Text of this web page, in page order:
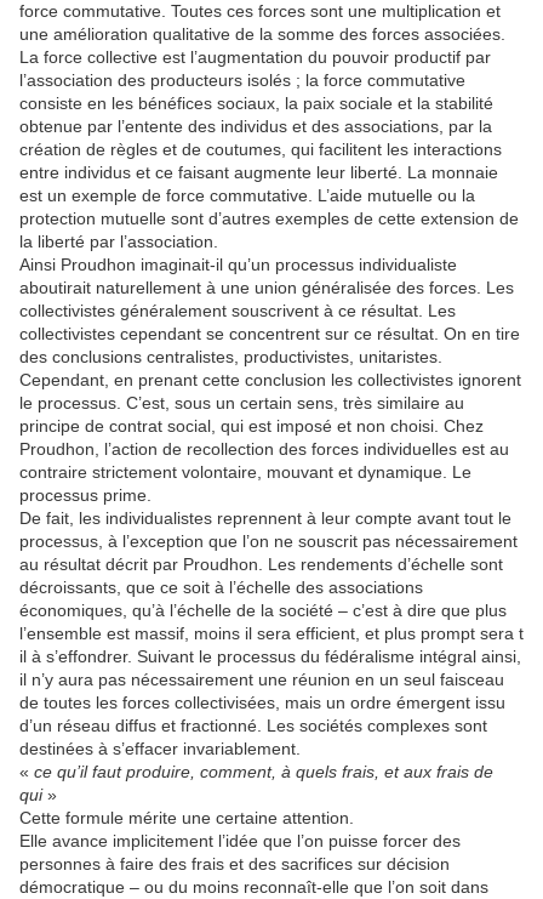
force commutative. Toutes ces forces sont une multiplication et
une amélioration qualitative de la somme des forces associées.
La force collective est l’augmentation du pouvoir productif par
l’association des producteurs isolés ; la force commutative
consiste en les bénéfices sociaux, la paix sociale et la stabilité
obtenue par l’entente des individus et des associations, par la
création de règles et de coutumes, qui facilitent les interactions
entre individus et ce faisant augmente leur liberté. La monnaie
est un exemple de force commutative. L’aide mutuelle ou la
protection mutuelle sont d’autres exemples de cette extension de
la liberté par l’association.
Ainsi Proudhon imaginait-il qu’un processus individualiste
aboutirait naturellement à une union généralisée des forces. Les
collectivistes généralement souscrivent à ce résultat. Les
collectivistes cependant se concentrent sur ce résultat. On en tire
des conclusions centralistes, productivistes, unitaristes.
Cependant, en prenant cette conclusion les collectivistes ignorent
le processus. C’est, sous un certain sens, très similaire au
principe de contrat social, qui est imposé et non choisi. Chez
Proudhon, l’action de recollection des forces individuelles est au
contraire strictement volontaire, mouvant et dynamique. Le
processus prime.
De fait, les individualistes reprennent à leur compte avant tout le
processus, à l’exception que l’on ne souscrit pas nécessairement
au résultat décrit par Proudhon. Les rendements d’échelle sont
décroissants, que ce soit à l’échelle des associations
économiques, qu’à l’échelle de la société – c’est à dire que plus
l’ensemble est massif, moins il sera efficient, et plus prompt sera t
il à s’effondrer. Suivant le processus du fédéralisme intégral ainsi,
il n’y aura pas nécessairement une réunion en un seul faisceau
de toutes les forces collectivisées, mais un ordre émergent issu
d’un réseau diffus et fractionné. Les sociétés complexes sont
destinées à s’effacer invariablement.
« ce qu’il faut produire, comment, à quels frais, et aux frais de
qui»
Cette formule mérite une certaine attention.
Elle avance implicitement l’idée que l’on puisse forcer des
personnes à faire des frais et des sacrifices sur décision
démocratique – ou du moins reconnaît-elle que l’on soit dans